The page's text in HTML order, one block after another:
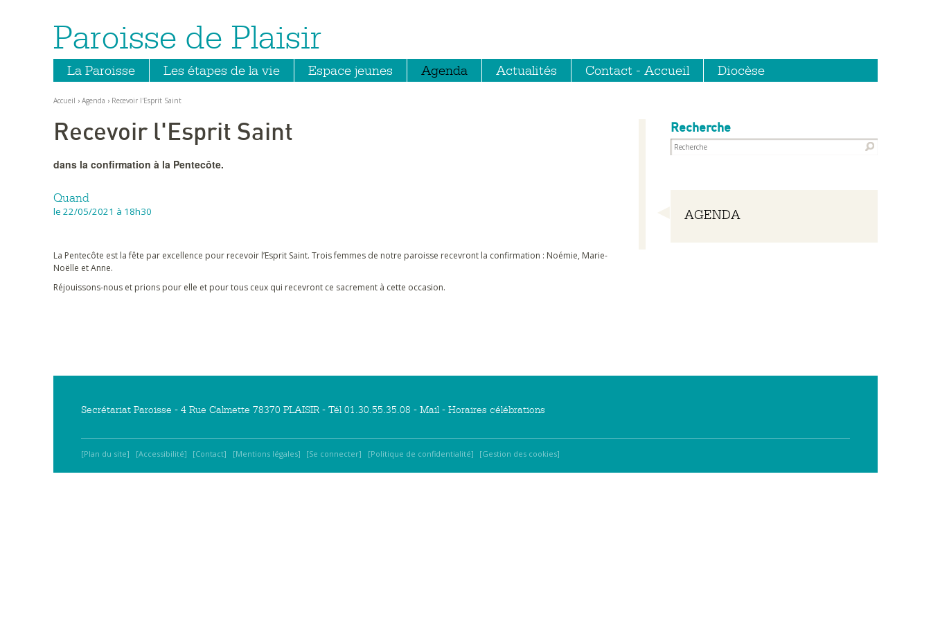
Aller
contenu.
la
Outils
personnels
Paroisse de Plaisir
La Paroisse Les étapes de la vie Espace jeunes Agenda Actualités Contact - Accueil Diocèse
Accueil › Agenda › Recevoir l'Esprit Saint
Recherche
Navigation
AGENDA
Recevoir l'Esprit Saint
dans la confirmation à la Pentecôte.
Quand
le 22/05/2021 à 18h30
La Pentecôte est la fête par excellence pour recevoir l’Esprit Saint. Trois femmes de notre paroisse recevront la confirmation : Noémie, Marie-
Noëlle et Anne.
Réjouissons-nous et prions pour elle et pour tous ceux qui recevront ce sacrement à cette occasion.
Secrétariat Paroisse - 4 Rue Calmette 78370 PLAISIR - Tél 01.30.55.35.08 - Mail- Horaires célébrations
Plan du site Accessibilité Contact Mentions légales Se connecter Politique de confidentialité Gestion des cookies